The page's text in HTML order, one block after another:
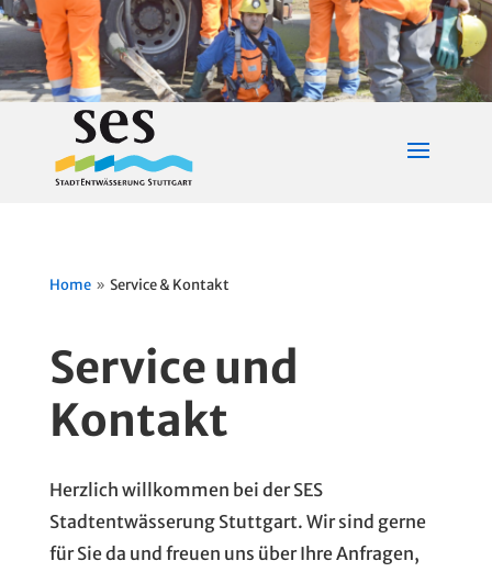
Home 9 Service & Kontakt
Service und
Kontakt
Herzlich willkommen bei der SES
Stadtentwässerung Stuttgart. Wir sind gerne
für Sie da und freuen uns über Ihre Anfragen,